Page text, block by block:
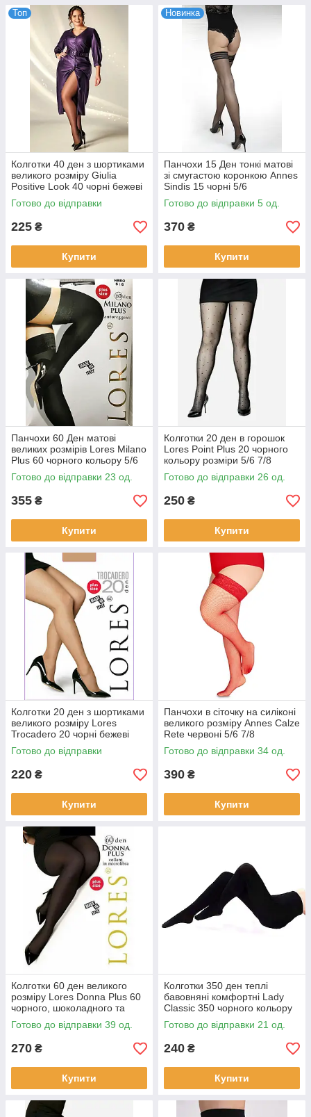
Топ
Колготки 40 ден з шортиками
великого розміру Giulia
Positive Look 40 чорні бежеві
капучино розміри 6 і 7
Готово до відправки
225 ₴
Купити
Новинка
Панчохи 15 Ден тонкі матові
зі смугастою коронкою Annes
Sindis 15 чорні 5/6
Готово до відправки 5 од.
370 ₴
Купити
Панчохи 60 Ден матові
великих розмірів Lores Milano
Plus 60 чорного кольору 5/6
7/8
Готово до відправки 23 од.
355 ₴
Купити
Колготки 20 ден в горошок
Lores Point Plus 20 чорного
кольору розміри 5/6 7/8
Готово до відправки 26 од.
250 ₴
Купити
Колготки 20 ден з шортиками
великого розміру Lores
Trocadero 20 чорні бежеві
розмір 6
Готово до відправки
220 ₴
Купити
Панчохи в сіточку на силіконі
великого розміру Annes Calze
Rete червоні 5/6 7/8
Готово до відправки 34 од.
390 ₴
Купити
Колготки 60 ден великого
розміру Lores Donna Plus 60
чорного, шоколадного та
бежевого кольорів розмір 6
Готово до відправки 39 од.
270 ₴
Купити
Колготки 350 ден теплі
бавовняні комфортні Lady
Classic 350 чорного кольору
2 3 4 5 6
Готово до відправки 21 од.
240 ₴
Купити